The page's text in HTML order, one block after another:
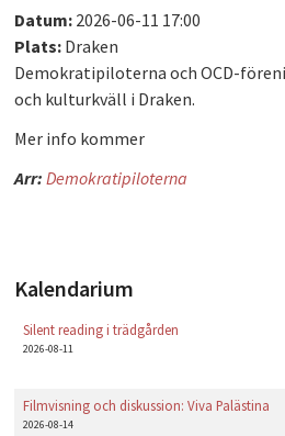
Datum: 2026-06-11 17:00
Plats: Draken
Demokratipiloterna och OCD-
och kulturkväll i Draken.
Mer info kommer
Arr: Demokratipiloterna
Kalendarium
Silent reading i trädgården
2026-08-11
Filmvisning och diskussion: Viva Palästina
2026-08-14